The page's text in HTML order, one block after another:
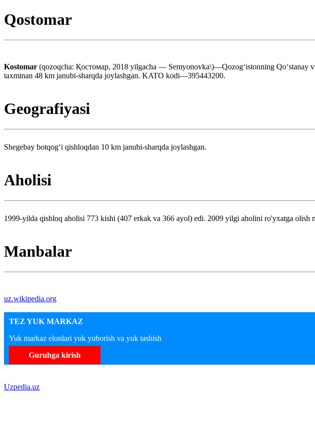
Qostomar
Kostomar (qozoqcha: Қостомар, 2018 yilgacha — Semyonovka\)—Qozogʻistonning Qoʻstanay
taxminan 48 km janubi-sharqda joylashgan. KATO kodi—395443200.
Geografiyasi
Shegebay botqogʻi qishloqdan 10 km janubi-sharqda joylashgan.
Aholisi
1999-yilda qishloq aholisi 773 kishi (407 erkak va 366 ayol) edi. 2009 yilgi aholini ro'yxatga olish
Manbalar
uz.wikipedia.org
TEZ YUK MARKAZ
Yuk markaz elonlari yuk yuborish va yuk tashish
Guruhga kirish
Uzpedia.uz